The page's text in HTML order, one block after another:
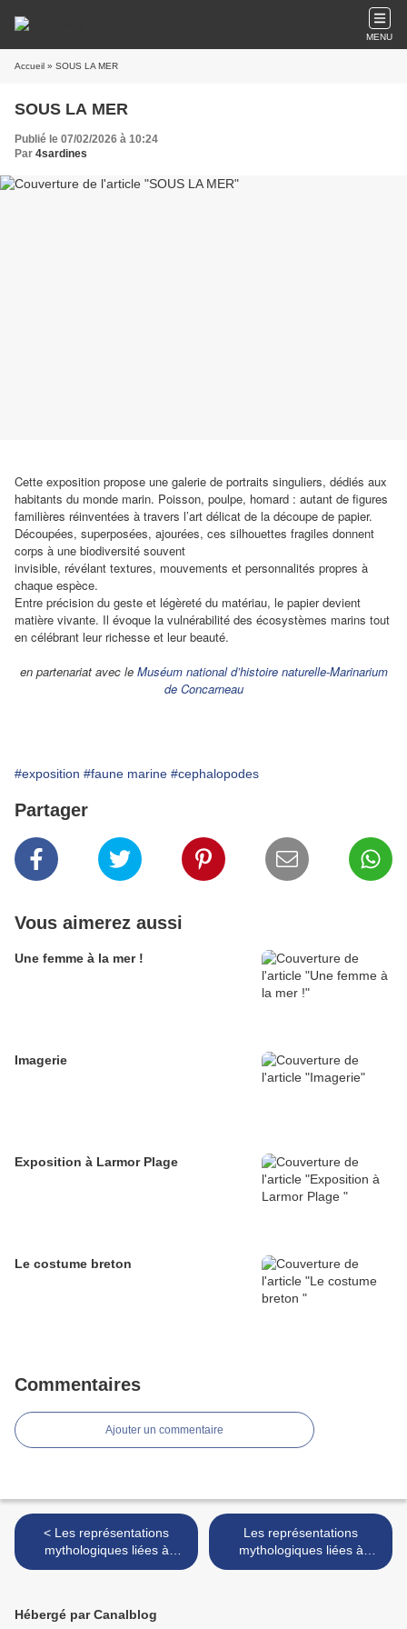
MENU
Accueil » SOUS LA MER
SOUS LA MER
Publié le 07/02/2026 à 10:24
Par 4sardines
Cette exposition propose une galerie de portraits singuliers, dédiés aux
habitants du monde marin. Poisson, poulpe, homard : autant de figures
familières réinventées à travers l’art délicat de la découpe de papier.
Découpées, superposées, ajourées, ces silhouettes fragiles donnent
corps à une biodiversité souvent
invisible, révélant textures, mouvements et personnalités propres à
chaque espèce.
Entre précision du geste et légèreté du matériau, le papier devient
matière vivante. Il évoque la vulnérabilité des écosystèmes marins tout
en célébrant leur richesse et leur beauté.
en partenariat avec le Muséum national d’histoire naturelle-Marinarium
de Concarneau
#exposition #faune marine #cephalopodes
Partager
Vous aimerez aussi
Une femme à la mer !
Imagerie
Exposition à Larmor Plage
Le costume breton
Commentaires
Ajouter un commentaire
< Les représentations
mythologiques liées à
l’Océan - 6
Les représentations
mythologiques liées à
l’Océan - 7 >
Hébergé par Canalblog